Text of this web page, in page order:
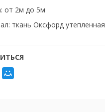
от 2м до 5м
ткань Оксфорд утепленная